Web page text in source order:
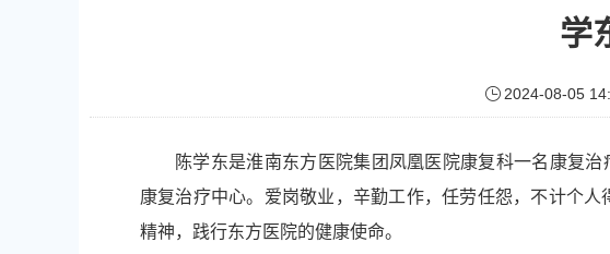
学
2024-08-05
陈学东是淮南东方医院集团凤凰医院康复科一名康复
康复治疗中心。爱岗敬业，辛勤工作，任劳任怨，不计个
精神，践行东方医院的健康使命。